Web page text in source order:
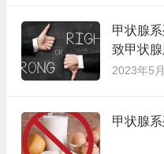
甲状腺
致甲状腺
2023年5
甲状腺